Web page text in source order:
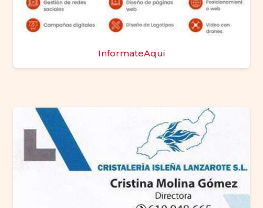
InformateAqui